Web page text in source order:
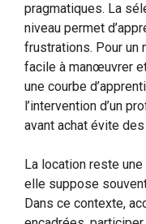
pragmatiques. La
niveau permet
frustrations. Pour un
facile à manœuvrer
une courbe
l’intervention d’un
avant achat évite
La location reste
elle suppose
Dans ce contexte,